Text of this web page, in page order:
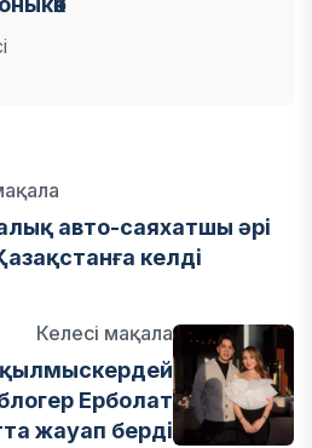
авто-саяхатшы әрі
келді
Келесі мақала
қылмыскердей
Ерболат
жауап берді